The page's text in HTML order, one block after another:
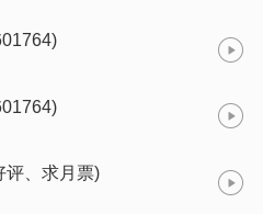
评、求月票)